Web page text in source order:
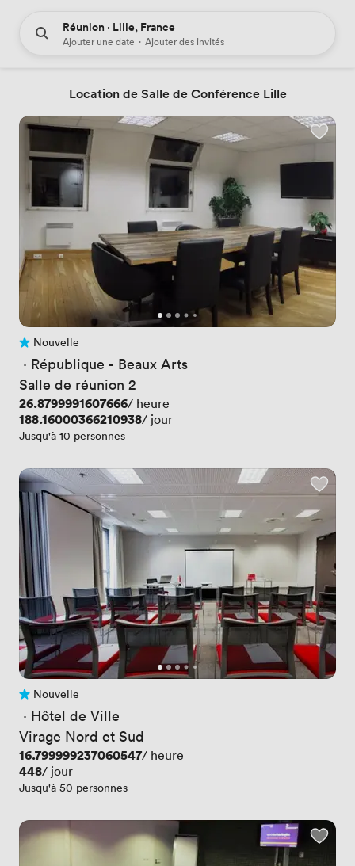
Réunion · Lille, France
Ajouter une date · Ajouter des invités
Location de Salle de Conférence Lille
Pas encore d'avis
Nouvelle
· République - Beaux Arts
Salle de réunion 2
Prix
26.8799991607666/ heure
Prix
188.16000366210938/ jour
Jusqu'à 10 personnes
Pas encore d'avis
Nouvelle
· Hôtel de Ville
Virage Nord et Sud
Prix
16.799999237060547/ heure
Prix
448/ jour
Jusqu'à 50 personnes